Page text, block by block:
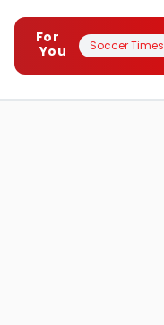
For
You
Soccer Times